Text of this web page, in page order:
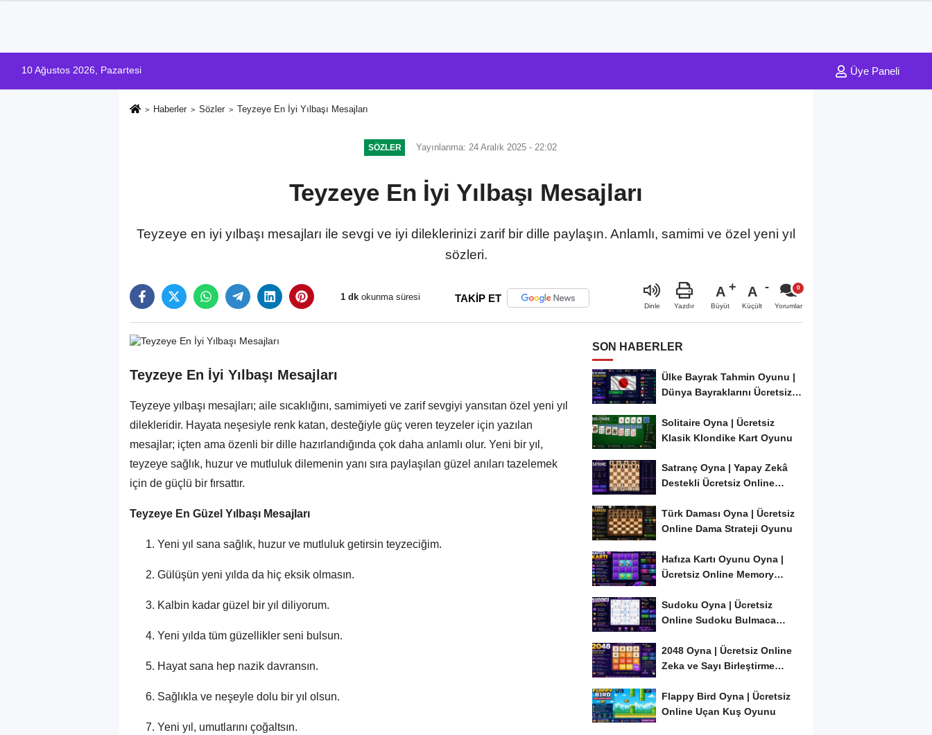
10 Ağustos 2026, Pazartesi Üye Paneli
Haberler Sözler Teyzeye En İyi Yılbaşı Mesajları
SÖZLER Yayınlanma: 24 Aralık 2025 - 22:02
Teyzeye En İyi Yılbaşı Mesajları
Teyzeye en iyi yılbaşı mesajları ile sevgi ve iyi dileklerinizi zarif bir dille paylaşın. Anlamlı, samimi ve özel yeni yıl
sözleri.
1 dk okunma süresi TAKİP ET
Dinle Yazdır
A
Büyüt
A
Küçült Yorumlar
Teyzeye En İyi Yılbaşı Mesajları
Teyzeye yılbaşı mesajları; aile sıcaklığını, samimiyeti ve zarif sevgiyi yansıtan özel yeni yıl
dilekleridir. Hayata neşesiyle renk katan, desteğiyle güç veren teyzeler için yazılan
mesajlar; içten ama özenli bir dille hazırlandığında çok daha anlamlı olur. Yeni bir yıl,
teyzeye sağlık, huzur ve mutluluk dilemenin yanı sıra paylaşılan güzel anıları tazelemek
için de güçlü bir fırsattır.
Teyzeye En Güzel Yılbaşı Mesajları
Yeni yıl sana sağlık, huzur ve mutluluk getirsin teyzeciğim.
Gülüşün yeni yılda da hiç eksik olmasın.
Kalbin kadar güzel bir yıl diliyorum.
Yeni yılda tüm güzellikler seni bulsun.
Hayat sana hep nazik davransın.
Sağlıkla ve neşeyle dolu bir yıl olsun.
Yeni yıl, umutlarını çoğaltsın.
SON HABERLER
Ülke Bayrak Tahmin Oyunu |
Dünya Bayraklarını Ücretsiz
Solitaire Oyna | Ücretsiz
Klasik Klondike Kart Oyunu
Satranç Oyna | Yapay Zekâ
Destekli Ücretsiz Online
Türk Daması Oyna | Ücretsiz
Online Dama Strateji Oyunu
Hafıza Kartı Oyunu Oyna |
Ücretsiz Online Memory
Sudoku Oyna | Ücretsiz
Online Sudoku Bulmaca
2048 Oyna | Ücretsiz Online
Zeka ve Sayı Birleştirme
Flappy Bird Oyna | Ücretsiz
Online Uçan Kuş Oyunu